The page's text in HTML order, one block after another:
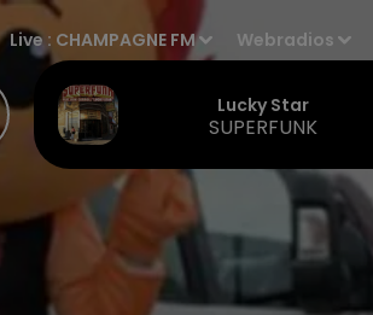
Live : CHAMPAGNE FM Webradios
Lucky Star
SUPERFUNK